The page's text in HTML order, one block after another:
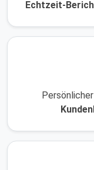
Echtzeit-